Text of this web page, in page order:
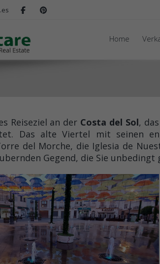
Home
Reiseziel an der Costa del Sol,
Das alte Viertel mit seinen
del Morche, die Iglesia de
Gegend, die Sie unbedingt